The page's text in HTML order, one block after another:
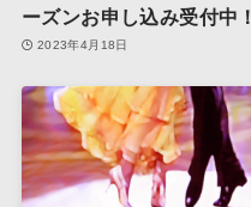
ーズンお申し込み受付中！
2023年4月18日